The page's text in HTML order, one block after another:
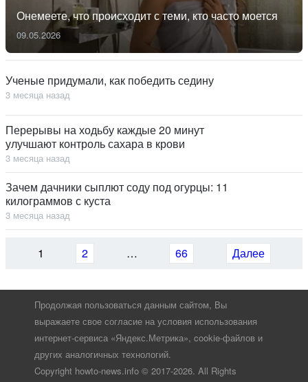
Онемеете, что происходит с теми, кто часто моется
09.05.2026
Ученые придумали, как победить седину
3 месяца назад
Перерывы на ходьбу каждые 20 минут
улучшают контроль сахара в крови
3 месяца назад
Зачем дачники сыплют соду под огурцы: 11
килограммов с куста
3 месяца назад
1 2 … 66 Далее
Продолжая пользоваться данным сайтом, Вы
выражаете свое согласие на условия использования
интернет-сервиса «Яндекс.Метрика», cookie-файлов и
других аналогичных технологий.
Copyright howto-news.info © 2017-2026. All Rights